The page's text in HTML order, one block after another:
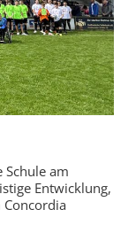
am
Entwicklung,